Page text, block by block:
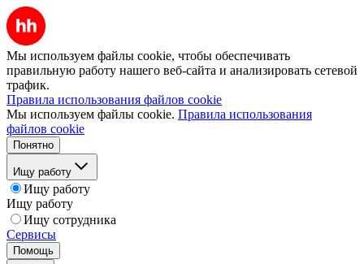
Мы используем файлы cookie, чтобы обеспечивать
правильную работу нашего веб-сайта и анализировать сетевой
трафик.
Правила использования файлов cookie
Мы используем файлы cookie. Правила использования
файлов cookie
Понятно
Ищу работу
Ищу работу
Ищу работу
Ищу сотрудника
Сервисы
Помощь